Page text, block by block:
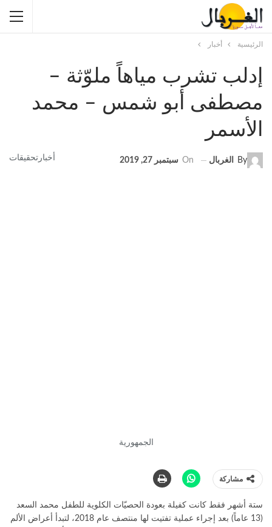
الرئيسية أخبار
إدلب تشرب مياهاً ملوّثة –
مصطفى أبو شمس – محمد
الأسمر
أخبار تحقيقات By الغربال On سبتمبر 27, 2019
الجمهورية
مشاركة
ستة أشهر فقط كانت كفيلة بعودة الحصيّات الكلوية للطفل محمد السعد
(13 عاماً) بعد إجراء عملية تفتيت لها منتصف عام 2018، لتبدأ أعراض الألم